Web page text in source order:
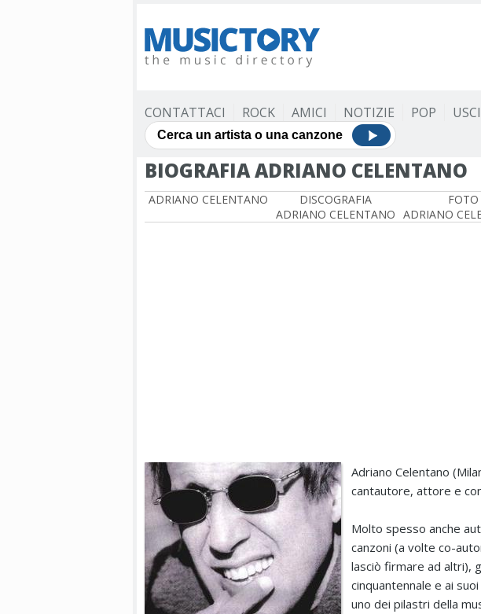
CONTATTACI ROCK AMICI NOTIZIE POP
BIOGRAFIA ADRIANO CELENTANO
ADRIANO CELENTANO
DISCOGRAFIA
ADRIANO CELENTANO
FOTO
ADRIANO
Adriano Celentano
cantautore, attore e
Molto spesso anche
canzoni (a volte co-
lasciò firmare ad altri),
cinquantennale e ai
uno dei pilastri della